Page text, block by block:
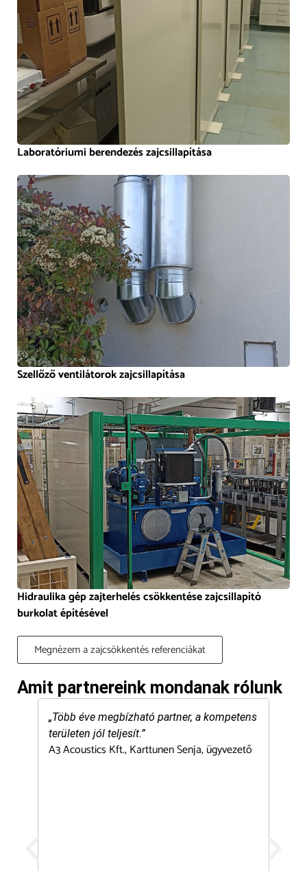
Laboratóriumi berendezés zajcsillapítása
Szellőző ventilátorok zajcsillapítása
Hidraulika gép zajterhelés csökkentése zajcsillapító
burkolat építésével
Megnézem a zajcsökkentés referenciákat
Amit partnereink mondanak rólunk
„Több éve megbízható partner, a kompetens
területen jól teljesít.”
A3 Acoustics Kft., Karttunen Senja, ügyvezető